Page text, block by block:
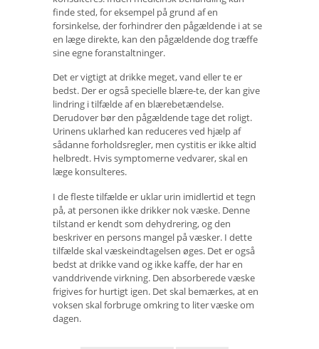
finde sted, for eksempel på grund af en
forsinkelse, der forhindrer den pågældende i at se
en læge direkte, kan den pågældende dog træffe
sine egne foranstaltninger.
Det er vigtigt at drikke meget, vand eller te er
bedst. Der er også specielle blære-te, der kan give
lindring i tilfælde af en blærebetændelse.
Derudover bør den pågældende tage det roligt.
Urinens uklarhed kan reduceres ved hjælp af
sådanne forholdsregler, men cystitis er ikke altid
helbredt. Hvis symptomerne vedvarer, skal en
læge konsulteres.
I de fleste tilfælde er uklar urin imidlertid et tegn
på, at personen ikke drikker nok væske. Denne
tilstand er kendt som dehydrering, og den
beskriver en persons mangel på væsker. I dette
tilfælde skal væskeindtagelsen øges. Det er også
bedst at drikke vand og ikke kaffe, der har en
vanddrivende virkning. Den absorberede væske
frigives for hurtigt igen. Det skal bemærkes, at en
voksen skal forbruge omkring to liter væske om
dagen.